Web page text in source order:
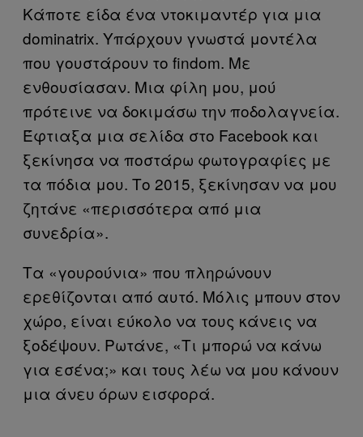
Κάποτε είδα ένα ντοκιμαντέρ για μια
dominatrix. Υπάρχουν γνωστά μοντέλα
που γουστάρουν το findom. Με
ενθουσίασαν. Μια φίλη μου, μού
πρότεινε να δοκιμάσω την ποδολαγνεία.
Έφτιαξα μια σελίδα στο Facebook και
ξεκίνησα να ποστάρω φωτογραφίες με
τα πόδια μου. Το 2015, ξεκίνησαν να μου
ζητάνε «περισσότερα από μια
συνεδρία».
Τα «γουρούνια» που πληρώνουν
ερεθίζονται από αυτό. Μόλις μπουν στον
χώρο, είναι εύκολο να τους κάνεις να
ξοδέψουν. Ρωτάνε, «Τι μπορώ να κάνω
για εσένα;» και τους λέω να μου κάνουν
μια άνευ όρων εισφορά.